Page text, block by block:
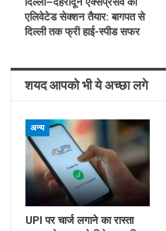
एलिवेटेड सेक्शन तैयार: बागपत से
दिल्ली तक फ्री हाई-स्पीड सफर
शयद आपको भी ये अच्छा लगे
अन्य
UPI पर चार्ज लगाने का रास्ता